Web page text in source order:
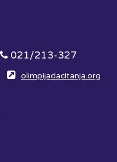
021/213-327
olimpijadacitanja.org